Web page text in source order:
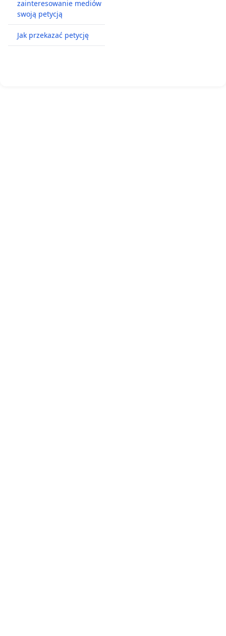
zainteresowanie mediów
swoją petycją
Jak przekazać petycję